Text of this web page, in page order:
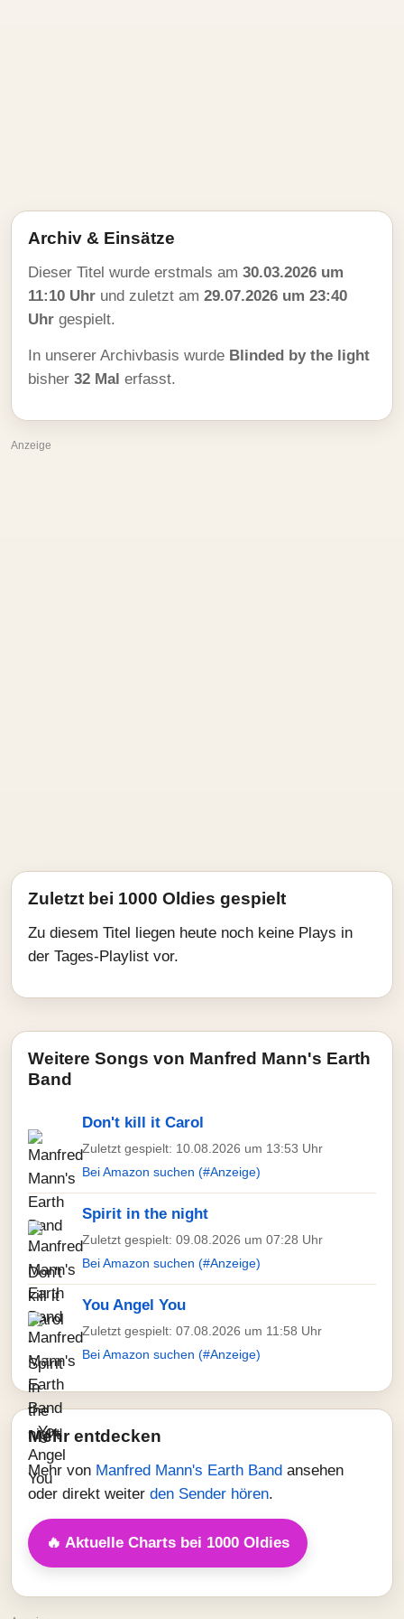
Archiv & Einsätze
Dieser Titel wurde erstmals am 30.03.2026 um
11:10 Uhr und zuletzt am 29.07.2026 um 23:40
Uhr gespielt.
In unserer Archivbasis wurde Blinded by the light
bisher 32 Mal erfasst.
Anzeige
Zuletzt bei 1000 Oldies gespielt
Zu diesem Titel liegen heute noch keine Plays in
der Tages-Playlist vor.
Weitere Songs von Manfred Mann's Earth
Band
Don't kill it Carol
Zuletzt gespielt: 10.08.2026 um 13:53 Uhr
Bei Amazon suchen (#Anzeige)
Spirit in the night
Zuletzt gespielt: 09.08.2026 um 07:28 Uhr
Bei Amazon suchen (#Anzeige)
You Angel You
Zuletzt gespielt: 07.08.2026 um 11:58 Uhr
Bei Amazon suchen (#Anzeige)
Mehr entdecken
Mehr von Manfred Mann's Earth Band ansehen
oder direkt weiter den Sender hören.
🔥 Aktuelle Charts bei 1000 Oldies